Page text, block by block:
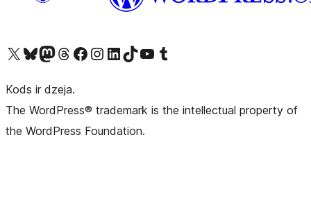
Apmeklējiet mūsu X (agrāk Twitter) kontu
Apmeklējiet mūsu Bluesky kontu
Apmeklējiet mūsu Mastodon kontu
Apmeklējiet mūsu Threads kontu
Apmeklējiet mūsu Facebook lapuApmeklējiet mūsu Instagram kontu
Apmeklējiet mūsu LinkedIn kontu
Apmeklējiet mūsu TikTok kontu
Apmeklējiet mūsu YouTube kanālu
Apmeklējiet mūsu Tumblr kontu
Kods ir dzeja.
The WordPress® trademark is the intellectual property of
the WordPress Foundation.